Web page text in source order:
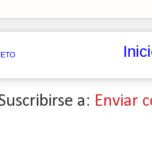
a: Enviar